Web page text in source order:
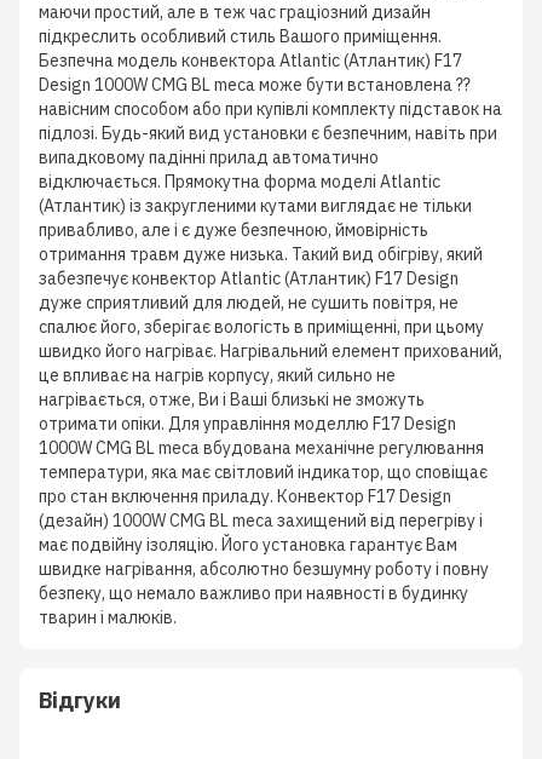
маючи простий, але в теж час граціозний дизайн
підкреслить особливий стиль Вашого приміщення.
Безпечна модель конвектора Atlantic (Атлантик) F17
Design 1000W CMG BL meca може бути встановлена ??
навісним способом або при купівлі комплекту підставок на
підлозі. Будь-який вид установки є безпечним, навіть при
випадковому падінні прилад автоматично
відключається. Прямокутна форма моделі Atlantic
(Атлантик) із закругленими кутами виглядає не тільки
привабливо, але і є дуже безпечною, ймовірність
отримання травм дуже низька. Такий вид обігріву, який
забезпечує конвектор Atlantic (Атлантик) F17 Design
дуже сприятливий для людей, не сушить повітря, не
спалює його, зберігає вологість в приміщенні, при цьому
швидко його нагріває. Нагрівальний елемент прихований,
це впливає на нагрів корпусу, який сильно не
нагрівається, отже, Ви і Ваші близькі не зможуть
отримати опіки. Для управління моделлю F17 Design
1000W CMG BL meca вбудована механічне регулювання
температури, яка має світловий індикатор, що сповіщає
про стан включення приладу. Конвектор F17 Design
(дезайн) 1000W CMG BL meca захищений від перегріву і
має подвійну ізоляцію. Його установка гарантує Вам
швидке нагрівання, абсолютно безшумну роботу і повну
безпеку, що немало важливо при наявності в будинку
тварин і малюків.
Відгуки